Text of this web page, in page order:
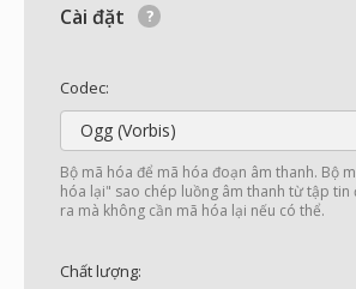
Cài đặt
Codec:
Ogg (Vorbis)
Bộ mã hóa để mã hóa đoạn âm thanh. Bộ
hóa lại" sao chép luồng âm thanh từ tập tin
ra mà không cần mã hóa lại nếu có thể.
Chất lượng: